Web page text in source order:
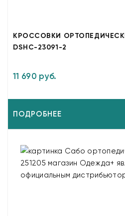
КРОССОВКИ
DSHC-23091-2
11 690 руб.
ПОДРОБНЕЕ